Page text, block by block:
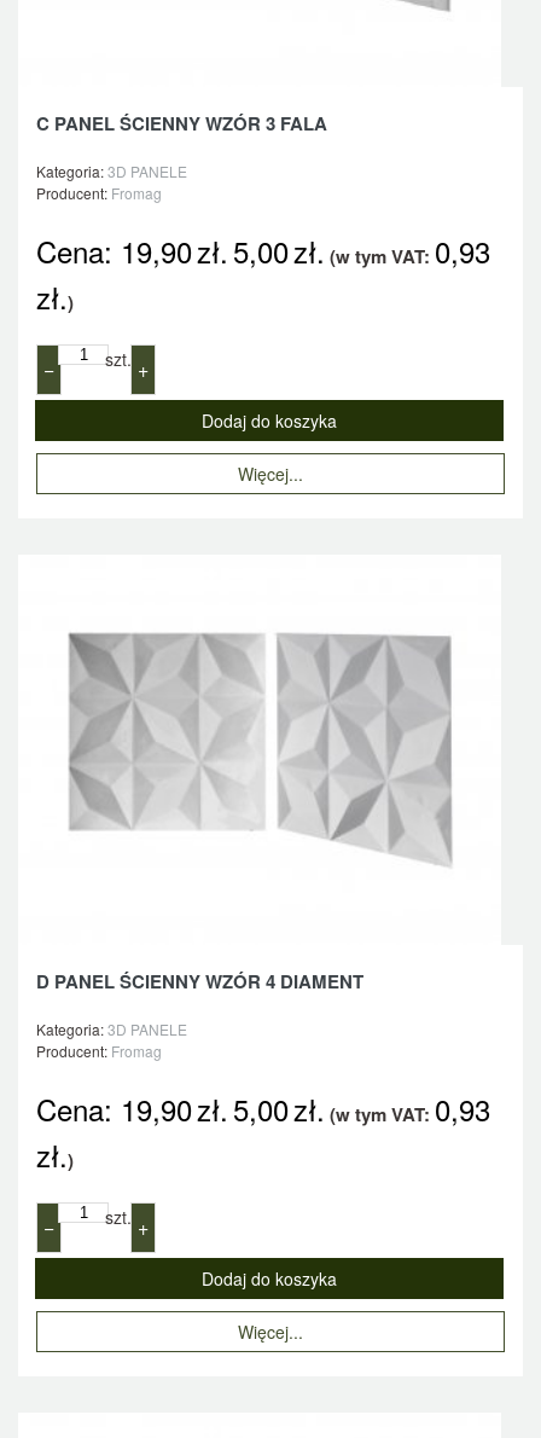
C PANEL ŚCIENNY WZÓR 3 FALA
Kategoria:3D PANELE
Producent: Fromag
Cena: 19,90zł. 5,00zł. (w tym VAT: 0,93
zł.)
− szt. +
Więcej...
D PANEL ŚCIENNY WZÓR 4 DIAMENT
Kategoria:3D PANELE
Producent: Fromag
Cena: 19,90zł. 5,00zł. (w tym VAT: 0,93
zł.)
− szt. +
Więcej...